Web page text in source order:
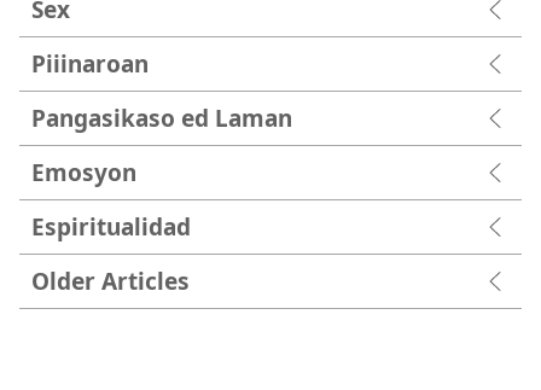
Sex
Piiinaroan
Pangasikaso ed Laman
Emosyon
Espiritualidad
Older Articles